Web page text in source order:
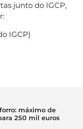
junto do IGCP,
IGCP)
máximo de
250 mil euros